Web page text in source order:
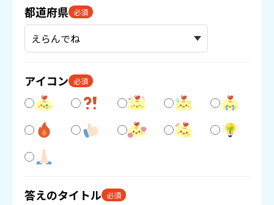
都道府県 必須
アイコン 必須
答えのタイトル 必須